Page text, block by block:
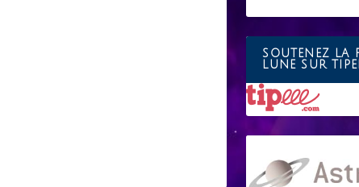
SOUTENEZ LA
LUNE SUR